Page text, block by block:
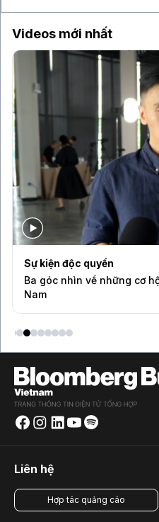
Videos mới nhất
Sự kiện độc quyền
Ba góc nhìn về những cơ
Nam
Liên hệ
Hợp tác quảng cáo